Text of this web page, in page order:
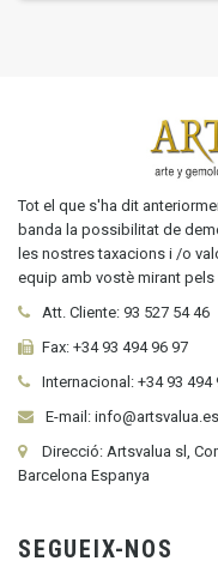
Tot el que s'ha dit
banda la possibilitat de
les nostres taxacions i /o
equip amb vostè mirant
Att. Cliente: 93 527 54 46
Fax: +34 93 494 96 97
Internacional: +34 93 494
E-mail: info@artsvalua.es
Direcció: Artsvalua sl,
Barcelona Espanya
SEGUEIX-NOS